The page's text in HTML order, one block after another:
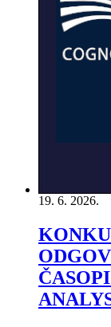
19. 6. 2026.